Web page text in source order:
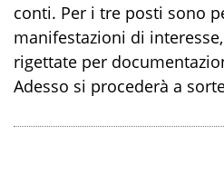
conti. Per i tre posti sono
manifestazioni di
rigettate per
Adesso si procederà a